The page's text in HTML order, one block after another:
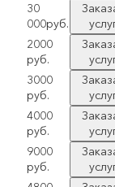
30
000руб.
2000
руб.
3000
руб.
4000
руб.
9000
руб.